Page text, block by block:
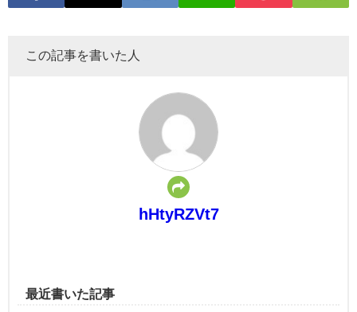
この記事を書いた人
hHtyRZVt7
最近書いた記事